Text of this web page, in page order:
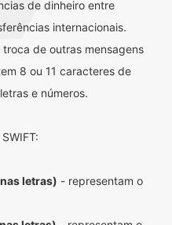
de dinheiro entre
internacionais.
de outras mensagens
8 ou 11 caracteres de
e números.
letras) - representam o